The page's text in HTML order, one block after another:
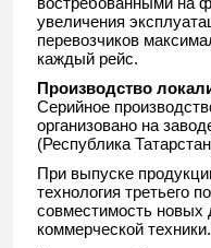
увеличения
перевозчиков
каждый рейс.
Производство
Серийное
организовано на
(Республика
При выпуске
технология третьего
совместимость
коммерческой техники.